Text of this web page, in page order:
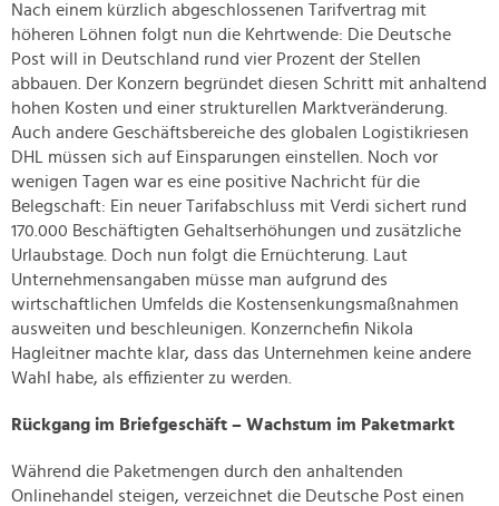
Nach einem kürzlich abgeschlossenen Tarifvertrag mit
höheren Löhnen folgt nun die Kehrtwende: Die Deutsche
Post will in Deutschland rund vier Prozent der Stellen
abbauen. Der Konzern begründet diesen Schritt mit anhaltend
hohen Kosten und einer strukturellen Marktveränderung.
Auch andere Geschäftsbereiche des globalen Logistikriesen
DHL müssen sich auf Einsparungen einstellen. Noch vor
wenigen Tagen war es eine positive Nachricht für die
Belegschaft: Ein neuer Tarifabschluss mit Verdi sichert rund
170.000 Beschäftigten Gehaltserhöhungen und zusätzliche
Urlaubstage. Doch nun folgt die Ernüchterung. Laut
Unternehmensangaben müsse man aufgrund des
wirtschaftlichen Umfelds die Kostensenkungsmaßnahmen
ausweiten und beschleunigen. Konzernchefin Nikola
Hagleitner machte klar, dass das Unternehmen keine andere
Wahl habe, als effizienter zu werden.
Rückgang im Briefgeschäft – Wachstum im Paketmarkt
Während die Paketmengen durch den anhaltenden
Onlinehandel steigen, verzeichnet die Deutsche Post einen